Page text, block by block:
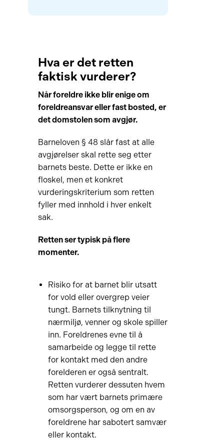
Hva er det retten
faktisk vurderer?
Når foreldre ikke blir enige om
foreldreansvar eller fast bosted, er
det domstolen som avgjør.
Barneloven § 48 slår fast at alle
avgjørelser skal rette seg etter
barnets beste. Dette er ikke en
floskel, men et konkret
vurderingskriterium som retten
fyller med innhold i hver enkelt
sak.
Retten ser typisk på flere
momenter.
Risiko for at barnet blir utsatt
for vold eller overgrep veier
tungt. Barnets tilknytning til
nærmiljø, venner og skole spiller
inn. Foreldrenes evne til å
samarbeide og legge til rette
for kontakt med den andre
forelderen er også sentralt.
Retten vurderer dessuten hvem
som har vært barnets primære
omsorgsperson, og om en av
foreldrene har sabotert samvær
eller kontakt.